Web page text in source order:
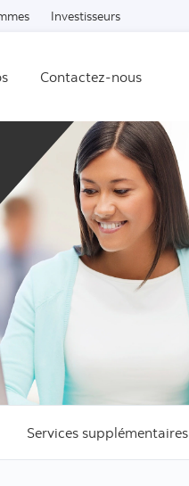
Investisseurs
Contactez-nous
Services supplémentaires